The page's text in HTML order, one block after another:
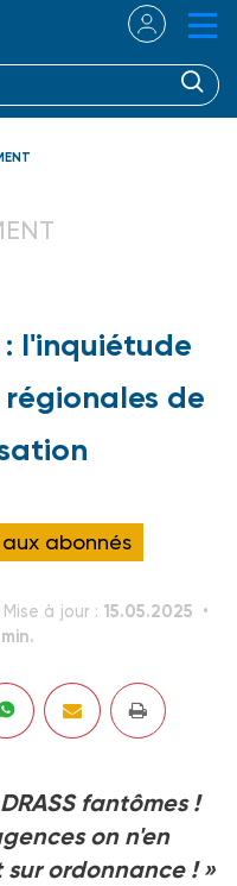
: l'inquiétude
de
abonnés
à jour : 15.05.2025
fantômes !
on n'en
ordonnance ! »